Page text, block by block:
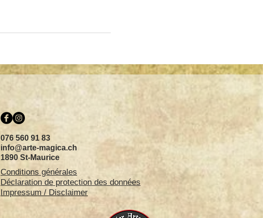
Conditions générales
Déclaration de protection des données
Impressum / Disclaimer
076 560 91 83
info@arte-magica.ch
1890 St-Maurice